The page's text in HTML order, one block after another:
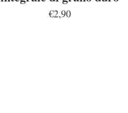
Senatore Cappelli
€2,90